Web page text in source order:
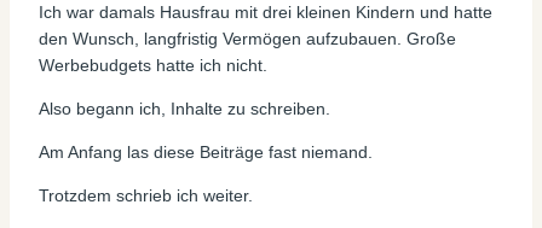
Ich war damals Hausfrau mit drei kleinen Kindern und hatte
den Wunsch, langfristig Vermögen aufzubauen. Große
Werbebudgets hatte ich nicht.
Also begann ich, Inhalte zu schreiben.
Am Anfang las diese Beiträge fast niemand.
Trotzdem schrieb ich weiter.